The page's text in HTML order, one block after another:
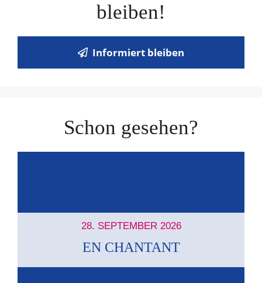
bleiben!
Informiert bleiben
Schon gesehen?
28. SEPTEMBER 2026
EN CHANTANT